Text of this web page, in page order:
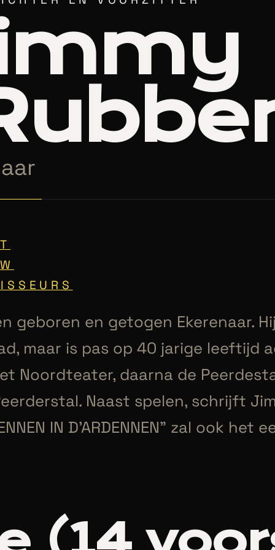
geboren en getogen Ekerenaar.
maar is pas op 40 jarige leeftijd
Noordteater, daarna de
Naast spelen, schrijft
IN D’ARDENNEN” zal ook